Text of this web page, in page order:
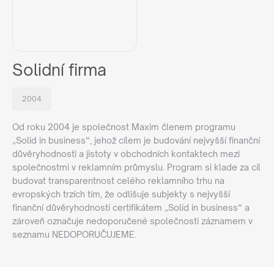
Solidní firma
2004
Od roku 2004 je společnost Maxim členem programu
„Solid in business“, jehož cílem je budování nejvyšší finanční
důvěryhodnosti a jistoty v obchodních kontaktech mezi
společnostmi v reklamním průmyslu. Program si klade za cíl
budovat transparentnost celého reklamního trhu na
evropských trzích tím, že odlišuje subjekty s nejvyšší
finanční důvěryhodností certifikátem „Solid in business“ a
zároveň označuje nedoporučené společnosti záznamem v
seznamu NEDOPORUČUJEME.